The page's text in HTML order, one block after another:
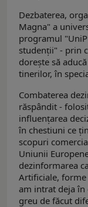
Dezbaterea,
Magna" a
programul
studenții" - prin
dorește să
tinerilor, în
Combaterea
răspândit -
influențarea
în chestiuni ce
scopuri
Uniunii
dezinformarea
Artificiale, forme
am intrat deja în
greu de făcut